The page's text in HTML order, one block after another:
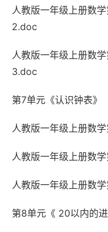
人教版一年级上册数
2.doc
人教版一年级上册数
3.doc
第7单元《认识钟表》
人教版一年级上册数
人教版一年级上册数
人教版一年级上册数
第8单元《 20以内的进